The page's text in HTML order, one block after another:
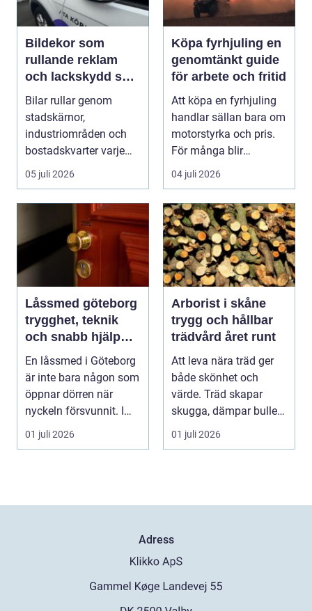
Bildekor som
rullande reklam
och lackskydd så
tänker man smart
Bilar rullar genom
stadskärnor,
industriområden och
bostadskvarter varje
dag. Många företag
05 juli 2026
Köpa fyrhjuling en
genomtänkt guide
för arbete och fritid
Att köpa en fyrhjuling
handlar sällan bara om
motorstyrka och pris.
För många blir
maskinen ett vikt...
04 juli 2026
Låssmed göteborg
trygghet, teknik
och snabb hjälp
när du behöver det
En låssmed i Göteborg
är inte bara någon som
öppnar dörren när
nyckeln försvunnit. I
dag handlar yrk...
01 juli 2026
Arborist i skåne
trygg och hållbar
trädvård året runt
Att leva nära träd ger
både skönhet och
värde. Träd skapar
skugga, dämpar buller
och höjer trivseln ...
01 juli 2026
Adress